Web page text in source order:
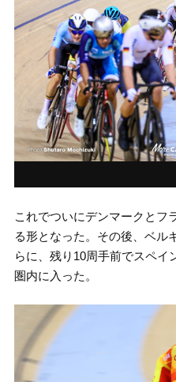
これでついにデンマークとフ
る形となった。その後、ベル
らに、残り10周手前でスペイ
圏内に入った。